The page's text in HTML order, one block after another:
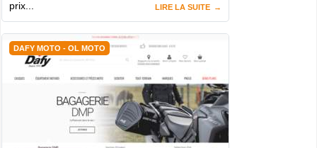
prix...
LIRE LA SUITE
DAFY MOTO - OL MOTO